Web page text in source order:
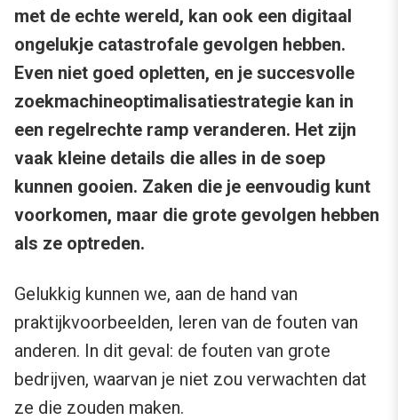
met de echte wereld, kan ook een digitaal
ongelukje catastrofale gevolgen hebben.
Even niet goed opletten, en je succesvolle
zoekmachineoptimalisatiestrategie kan in
een regelrechte ramp veranderen. Het zijn
vaak kleine details die alles in de soep
kunnen gooien. Zaken die je eenvoudig kunt
voorkomen, maar die grote gevolgen hebben
als ze optreden.
Gelukkig kunnen we, aan de hand van
praktijkvoorbeelden, leren van de fouten van
anderen. In dit geval: de fouten van grote
bedrijven, waarvan je niet zou verwachten dat
ze die zouden maken.